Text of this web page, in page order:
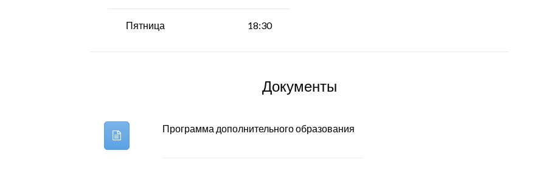
Пятница 18:30
Документы
Программа дополнительного образования